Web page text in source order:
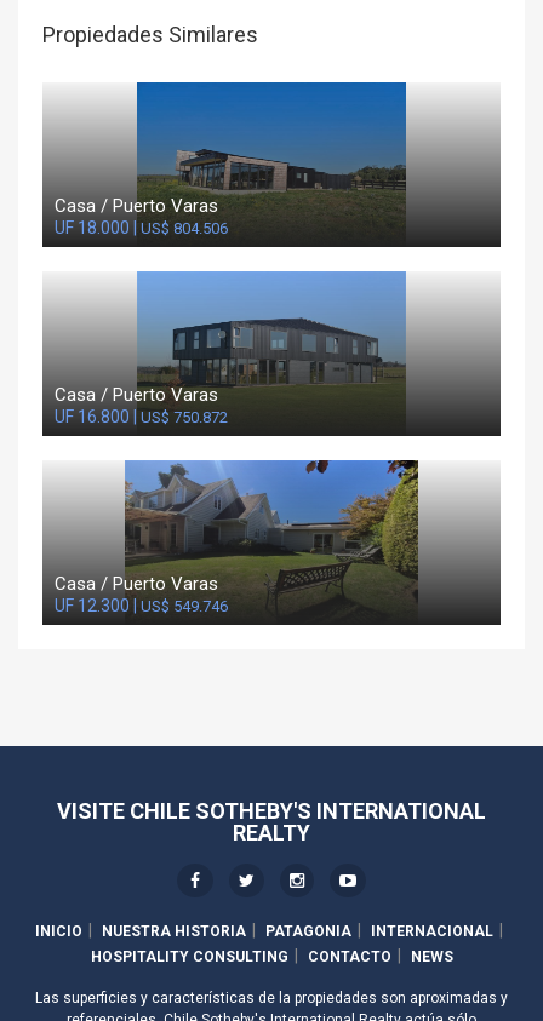
Propiedades Similares
Casa / Puerto Varas
UF 18.000 | US$ 804.506
Casa / Puerto Varas
UF 16.800 | US$ 750.872
Casa / Puerto Varas
UF 12.300 | US$ 549.746
VISITE CHILE SOTHEBY'S INTERNATIONAL
REALTY
INICIO NUESTRA HISTORIA PATAGONIA
INTERNACIONAL
HOSPITALITY CONSULTING
CONTACTO NEWS
Las superficies y características de la propiedades son aproximadas y